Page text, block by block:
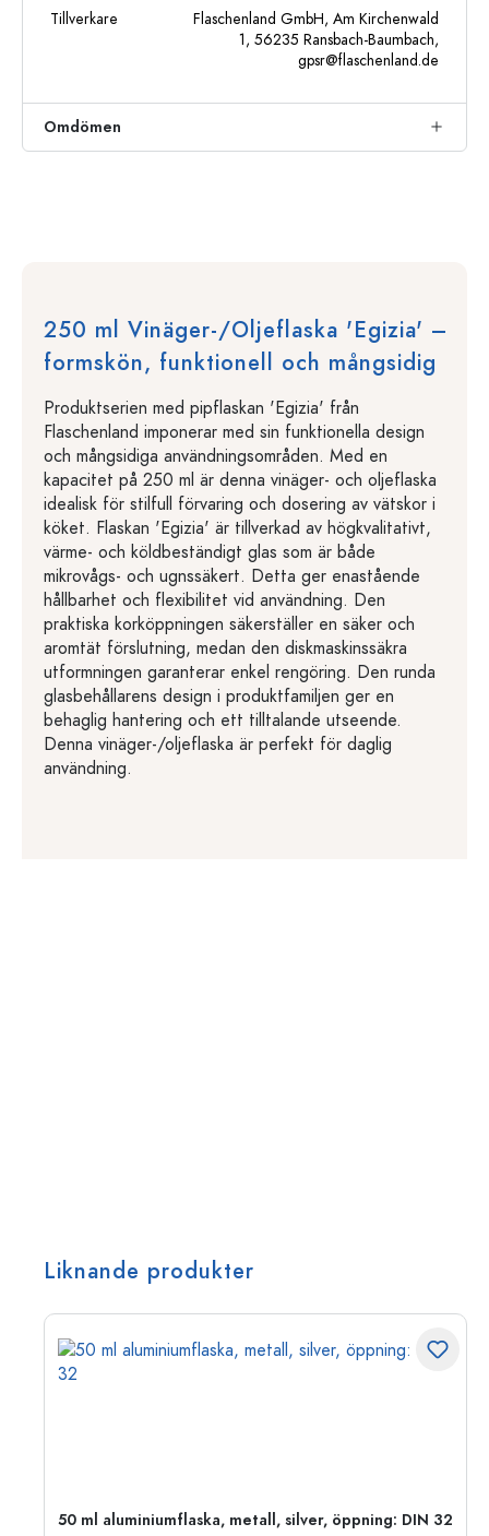
Tillverkare
Flaschenland GmbH, Am Kirchenwald
1, 56235 Ransbach-Baumbach,
gpsr@flaschenland.de
Omdömen
250 ml Vinäger-/Oljeflaska 'Egizia' –
formskön, funktionell och mångsidig
Produktserien med pipflaskan 'Egizia' från
Flaschenland imponerar med sin funktionella design
och mångsidiga användningsområden. Med en
kapacitet på 250 ml är denna vinäger- och oljeflaska
idealisk för stilfull förvaring och dosering av vätskor i
köket. Flaskan 'Egizia' är tillverkad av högkvalitativt,
värme- och köldbeständigt glas som är både
mikrovågs- och ugnssäkert. Detta ger enastående
hållbarhet och flexibilitet vid användning. Den
praktiska korköppningen säkerställer en säker och
aromtät förslutning, medan den diskmaskinssäkra
utformningen garanterar enkel rengöring. Den runda
glasbehållarens design i produktfamiljen ger en
behaglig hantering och ett tilltalande utseende.
Denna vinäger-/oljeflaska är perfekt för daglig
användning.
Liknande produkter
50 ml aluminiumflaska, metall, silver, öppning: DIN 32